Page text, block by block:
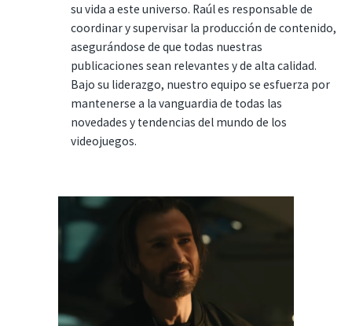
su vida a este universo. Raúl es responsable de
coordinar y supervisar la producción de contenido,
asegurándose de que todas nuestras
publicaciones sean relevantes y de alta calidad.
Bajo su liderazgo, nuestro equipo se esfuerza por
mantenerse a la vanguardia de todas las
novedades y tendencias del mundo de los
videojuegos.